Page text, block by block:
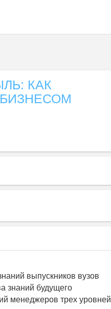
КАК
выпускников вузов
знаний будущего
менеджеров трех уровней